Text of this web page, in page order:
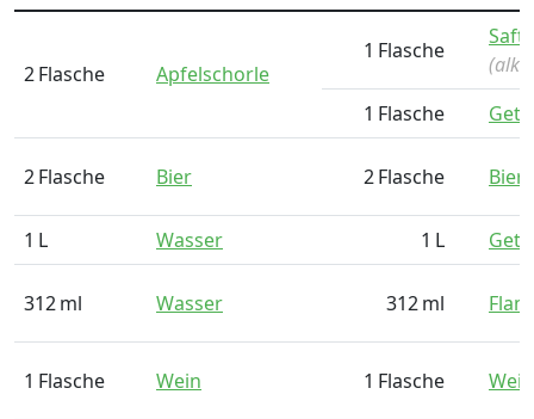
2Flasche Apfelschorle
1 Flasche
1 Flasche
2Flasche Bier 2Flasche Bier
1 L Wasser 1 L
312ml Wasser 312ml
1 Flasche Wein 1 Flasche Wein